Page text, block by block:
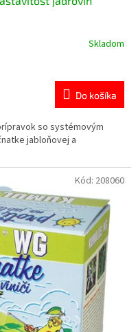
Skladom
Do košíka
so systémovým
jabloňovej a
Kód: 208060